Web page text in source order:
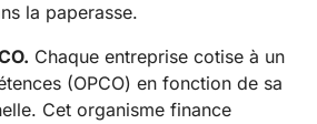
la paperasse.
Chaque entreprise cotise à un
(OPCO) en fonction de sa
Cet organisme finance